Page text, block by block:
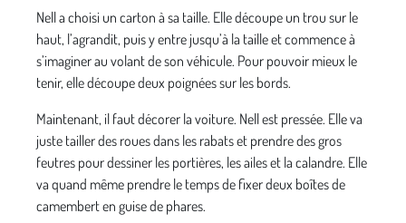
Nell a choisi un carton à sa taille. Elle découpe un trou sur le
haut, l’agrandit, puis y entre jusqu’à la taille et commence à
s’imaginer au volant de son véhicule. Pour pouvoir mieux le
tenir, elle découpe deux poignées sur les bords.
Maintenant, il faut décorer la voiture. Nell est pressée. Elle va
juste tailler des roues dans les rabats et prendre des gros
feutres pour dessiner les portières, les ailes et la calandre. Elle
va quand même prendre le temps de fixer deux boîtes de
camembert en guise de phares.